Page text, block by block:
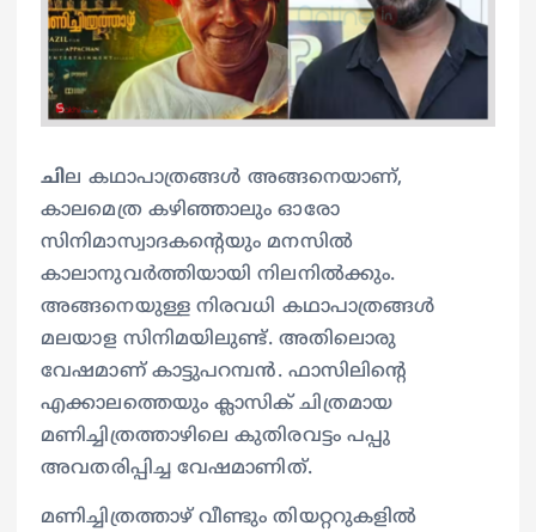
ചില കഥാപാത്രങ്ങൾ അങ്ങനെയാണ്,
കാലമെത്ര കഴിഞ്ഞാലും ഓരോ
സിനിമാസ്വാദകന്റെയും മനസിൽ
കാലാനുവർത്തിയായി നിലനിൽക്കും.
അങ്ങനെയുള്ള നിരവധി കഥാപാത്രങ്ങൾ
മലയാള സിനിമയിലുണ്ട്. അതിലൊരു
വേഷമാണ് കാട്ടുപറമ്പൻ. ഫാസിലിന്റെ
എക്കാലത്തെയും ക്ലാസിക് ചിത്രമായ
മണിച്ചിത്രത്താഴിലെ കുതിരവട്ടം പപ്പു
അവതരിപ്പിച്ച വേഷമാണിത്.
മണിച്ചിത്രത്താഴ് വീണ്ടും തിയറ്ററുകളിൽ